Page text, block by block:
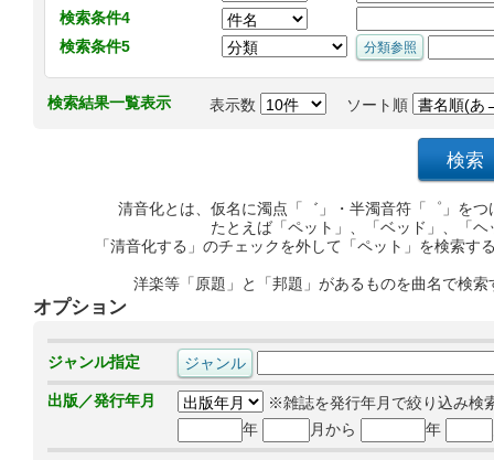
検索条件4
検索条件5
検索結果一覧表示 表示数 ソート順
清音化とは、仮名に濁点「゛」・半濁音符「゜」を
たとえば「ペット」、「ベッド」、「
「清音化する」のチェックを外して「ペット」を検索
洋楽等「原題」と「邦題」があるものを曲名で検
オプション
ジャンル指定
出版／発行年月
※雑誌を発行年月で絞り込み検
年
月から 年